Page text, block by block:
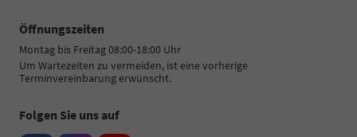
Öffnungszeiten
Montag bis Freitag 08:00-18:00 Uhr
Um Wartezeiten zu vermeiden, ist eine vorherige
Terminvereinbarung erwünscht.
Folgen Sie uns auf